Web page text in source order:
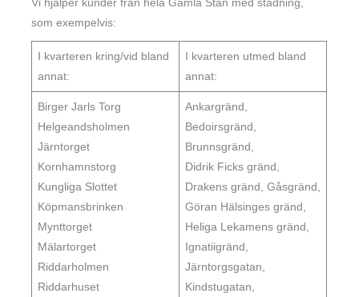
Vi hjälper kunder från hela Gamla Stan med städning,
som exempelvis:
I kvarteren kring/vid bland
annat:
I kvarteren utmed bland
annat:
Birger Jarls Torg
Helgeandsholmen
Järntorget
Kornhamnstorg
Kungliga Slottet
Köpmansbrinken
Mynttorget
Mälartorget
Riddarholmen
Riddarhuset
Ankargränd,
Bedoirsgränd,
Brunnsgränd,
Didrik Ficks gränd,
Drakens gränd, Gåsgränd,
Göran Hälsinges gränd,
Heliga Lekamens gränd,
Ignatiigränd,
Järntorgsgatan,
Kindstugatan,